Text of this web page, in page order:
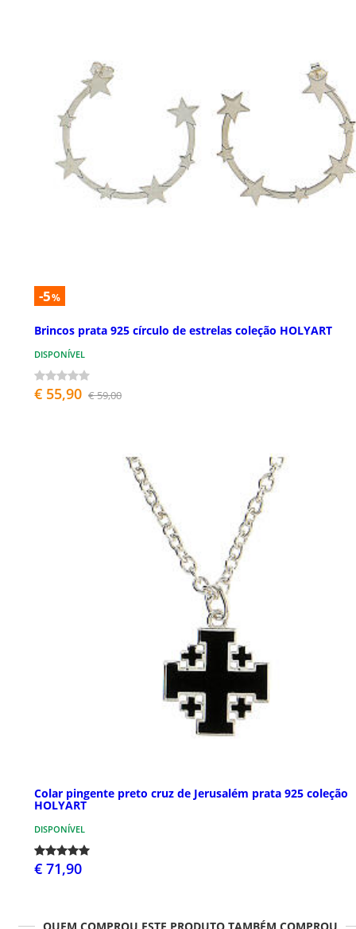
-5%
Brincos prata 925 círculo de estrelas coleção HOLYART
DISPONÍVEL
€ 55,90 € 59,00
Colar pingente preto cruz de Jerusalém prata 925 coleção
HOLYART
DISPONÍVEL
€ 71,90